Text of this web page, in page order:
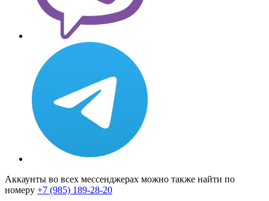
Аккаунты во всех мессенджерах можно также найти по
номеру +7 (985) 189-28-20